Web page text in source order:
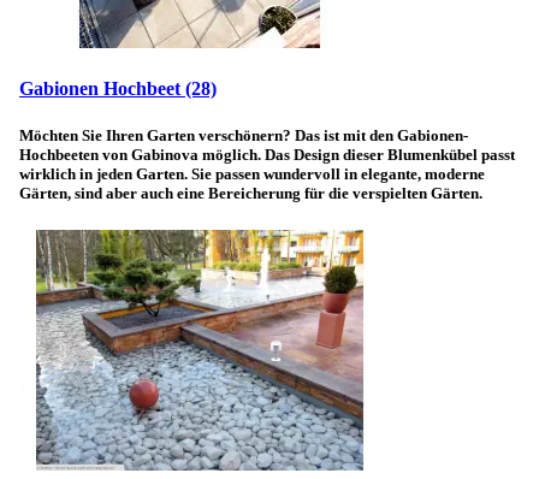
Gabionen Hochbeet (28)
Möchten Sie Ihren Garten verschönern? Das ist mit den Gabionen-
Hochbeeten von Gabinova möglich. Das Design dieser Blumenkübel passt
wirklich in jeden Garten. Sie passen wundervoll in elegante, moderne
Gärten, sind aber auch eine Bereicherung für die verspielten Gärten.